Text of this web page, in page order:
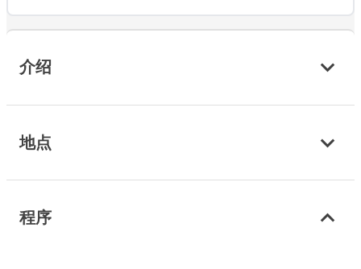
介绍
地点
程序